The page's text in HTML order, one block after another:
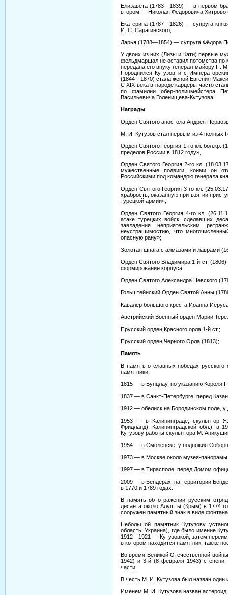
Елизавета (1783—1839) — в первом
втором — Николая Фёдоровича
Екатерина (1787—1826) — супруга
И. С. Сарагинского;
Дарья (1788—1854) — супруга Фёдора
У двоих из них (Лизы и Кати) первые
фельдмаршал не оставил потомства по
передана его внуку генерал-майору П.
Породнился Кутузов и с
(1844—1870) стала женой Евгения
С XIX века в народе карцеры часто
по фамилии обер-полицмейстера
Васильевича Голенищева-Кутузова .
Награды
Орден Святого апостола Андрея
М. И. Кутузов стал первым из 4 полных
Орден Святого Георгия 1-го кл.
пределов России в 1812 году»,
Орден Святого Георгия 2-го кл.
мужественные подвиги, коими он
Российскими под командою генерала
Орден Святого Георгия 3-го кл.
храбрость, оказанную при взятии
турецкой армии»;
Орден Святого Георгия 4-го кл.
атаке турецких войск, сделавших
завладения неприятельским
неустрашимостию, что
опасную рану»;
Золотая шпага с алмазами и лаврами
Орден Святого Владимира 1-й ст.
формирование корпуса;
Орден Святого Александра Невского
Гольштейнский Орден Святой Анны
Кавалер большого креста Иоанна
Австрийский Военный орден Марии
Прусский орден Красного орла 1-й ст.;
Прусский орден Черного Орла (1813);
Память
В память о славных победах
памятники:
1815 — в Бунцлау, по указанию Короля
1837 — в Санкт-Петербурге, перед
1912 — обелиск на Бородинском поле,
1953 — в Калининграде, скульптор
Фридланд), Калининградской обл.); в
Кутузову работы скульптора М.
1954 — в Смоленске, у подножия
1973 — в Москве около музея-
1997 — в Тирасполе, перед Домом
2009 — в Бендерах, на территории
в 1770 и 1789 годах.
В память об отражении русским
десанта около Алушты (Крым) в 1774
сооружен памятный знак в виде
Небольшой памятник Кутузову
область, Украина), где было имение
1912—1921 — Кутузовкой, затем
в котором находится памятник, также
Во время Великой Отечественной
1942) и 3-й (8 февраля 1943)
части.
В честь М. И. Кутузова был назван один
Именем М. И. Кутузова назван астероид